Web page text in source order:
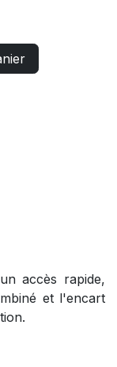
accès rapide,
et l'encart